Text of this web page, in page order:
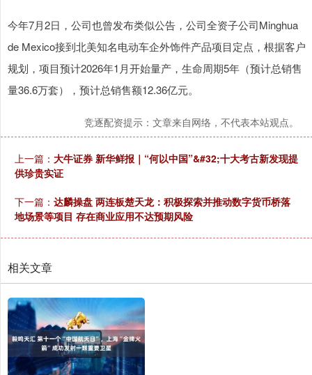
今年7月2日，公司也曾发布类似公告，公司全资子公司Minghua
de Mexico接到北美知名电动车企外饰件产品项目定点，根据客户
规划，项目预计2026年1月开始量产，生命周期5年（预计总销售
量36.6万套），预计总销售额12.36亿元。
竞逐配资提示：文章来自网络，不代表本站观点。
上一篇： 大牛证券 新华鲜报｜“何以中国”&#32;十大考古新发现提
供珍贵实证
下一篇： 达麟操盘 两连板楚天龙：积极探索并推动数字货币桥落
地场景等项目 存在商业应用不达预期风险
相关文章